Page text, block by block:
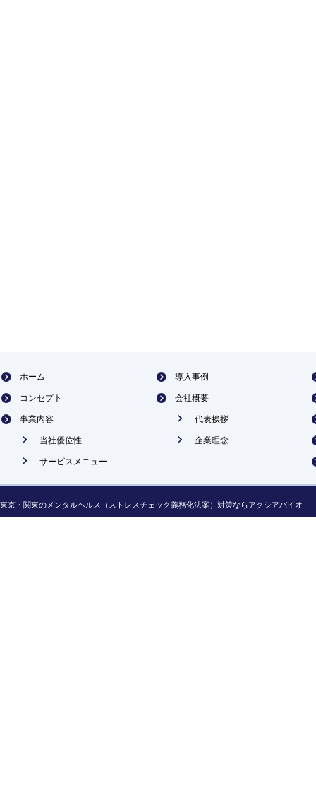
ホーム
コンセプト
事業内容
当社優位性
サービスメニュー
導入事例
会社概要
代表挨拶
企業理念
東京・関東のメンタルヘルス（ストレスチェック義務化法案）対策ならアクシアバイオ